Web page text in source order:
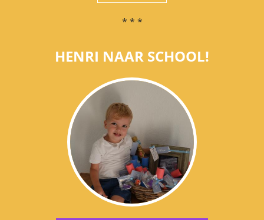
* * *
HENRI NAAR SCHOOL!